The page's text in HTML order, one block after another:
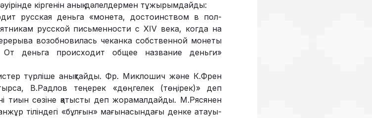
кіргенін анық дәлел­дермен тұжырымдайды:
русс­кая деньга «монета, достоинством в пол­
русс­кой письменности с XIV века, ког­да на
возобновилась чеканка собст­вен­ной монеты
день­га происходит общее название деньги»
түрліше анықтайды. Фр. Миклошич және К.Френ
В.Радлов теңерек «дөң­ге­лек (төңірек)» деп
тиын сөзіне қатысты деп жорамалдайды. М.Рясянен
тілін­де­гі «бұлғын» мағынасындағы денке атауы­